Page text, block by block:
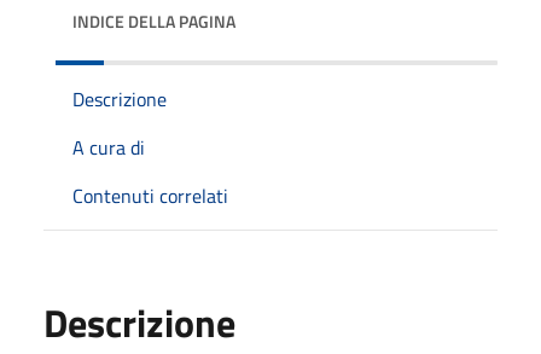
INDICE DELLA PAGINA
Descrizione
A cura di
Contenuti correlati
Descrizione